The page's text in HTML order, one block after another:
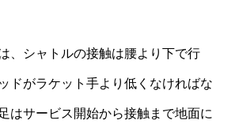
、シャトルの接触は腰より下で行
ドがラケット手より低くなければな
はサービス開始から接触まで地面に